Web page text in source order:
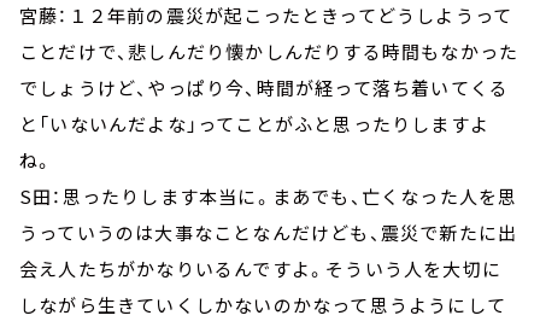
宮藤：１２年前の震災が起こったときってどうしようって
ことだけで、悲しんだり懐かしんだりする時間もなかった
でしょうけど、やっぱり今、時間が経って落ち着いてくる
と「いないんだよな」ってことがふと思ったりしますよ
ね。
S田：思ったりします本当に。まあでも、亡くなった人を思
うっていうのは大事なことなんだけども、震災で新たに出
会え人たちがかなりいるんですよ。そういう人を大切に
しながら生きていくしかないのかなって思うようにして